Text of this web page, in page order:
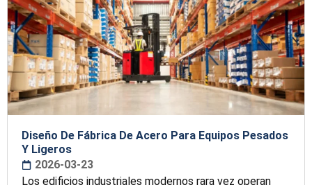
Diseño De Fábrica De Acero Para Equipos Pesados
Y Ligeros
2026-03-23
Los edificios industriales modernos rara vez operan